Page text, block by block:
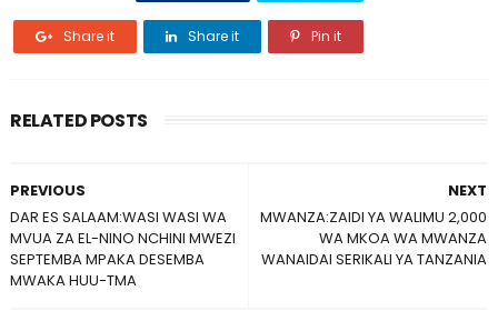
Share it Share it Pin it
RELATED POSTS
NEXT
MWANZA:ZAIDI YA WALIMU 2,000
WA MKOA WA MWANZA
WANAIDAI SERIKALI YA TANZANIA
PREVIOUS
DAR ES SALAAM:WASI WASI WA
MVUA ZA EL-NINO NCHINI MWEZI
SEPTEMBA MPAKA DESEMBA
MWAKA HUU-TMA